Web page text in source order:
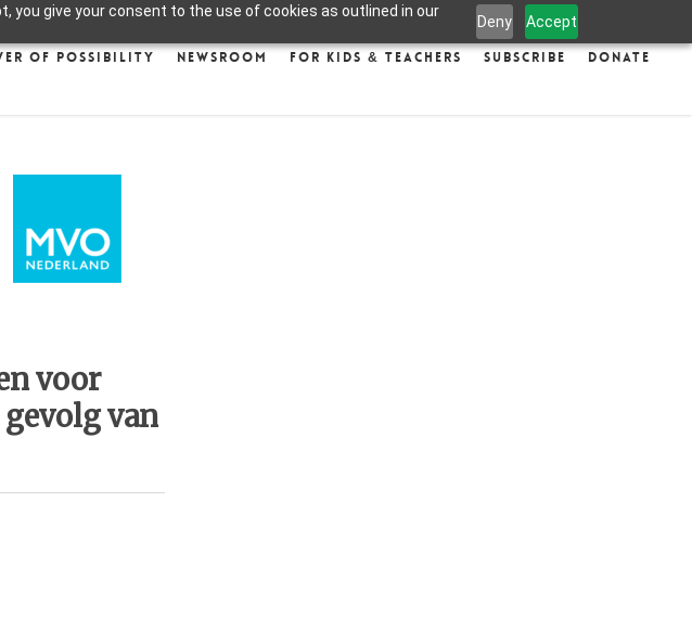
you give your consent to the use of cookies as outlined in our
Deny Accept
of Possibility Newsroom For Kids & Teachers Subscribe Donate
voor
van